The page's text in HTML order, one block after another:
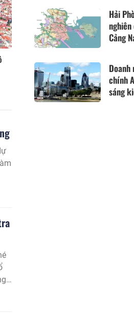
Vinh"
Hải
Cảng
chính
sáng